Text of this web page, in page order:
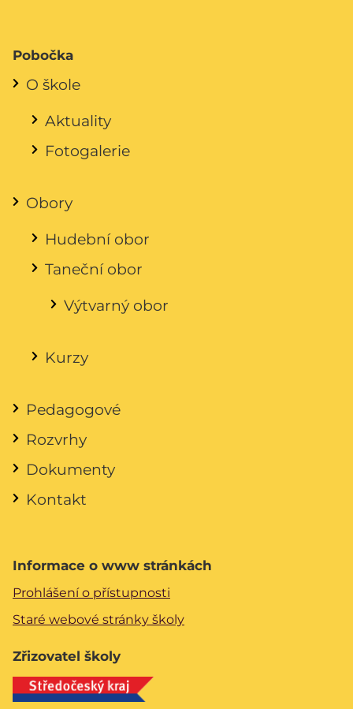
Pobočka
O škole
Aktuality
Fotogalerie
Obory
Hudební obor
Taneční obor
Výtvarný obor
Kurzy
Pedagogové
Rozvrhy
Dokumenty
Kontakt
Informace o www stránkách
Prohlášení o přístupnosti
Staré webové stránky školy
Zřizovatel školy